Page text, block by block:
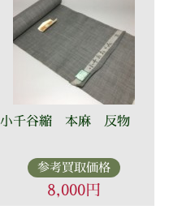
小千谷縮 本麻 反物
参考買取価格
8,000円